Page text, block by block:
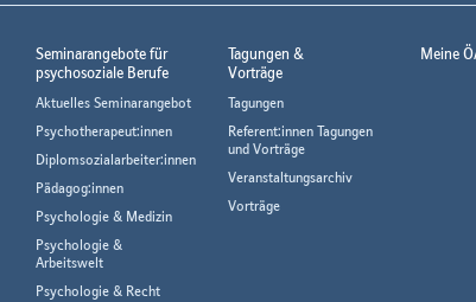
Seminarangebote für
psychosoziale Berufe
Aktuelles Seminarangebot
Psychotherapeut:innen
Diplomsozialarbeiter:innen
Pädagog:innen
Psychologie & Medizin
Psychologie &
Arbeitswelt
Psychologie & Recht
Tagungen &
Vorträge
Tagungen
Referent:innen Tagungen
und Vorträge
Veranstaltungsarchiv
Vorträge
Meine